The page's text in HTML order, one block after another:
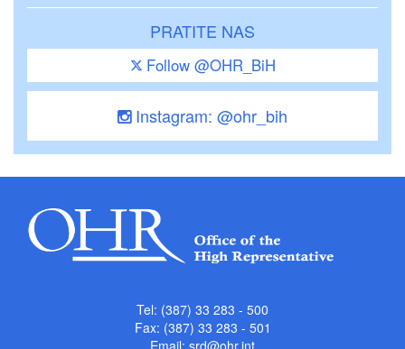
PRATITE NAS
Follow @OHR_BiH
Instagram: @ohr_bih
Tel: (387) 33 283 - 500
Fax: (387) 33 283 - 501